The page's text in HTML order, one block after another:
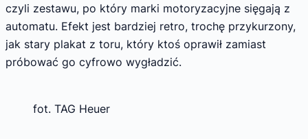
czyli zestawu, po który marki motoryzacyjne sięgają z
automatu. Efekt jest bardziej retro, trochę przykurzony,
jak stary plakat z toru, który ktoś oprawił zamiast
próbować go cyfrowo wygładzić.
fot. TAG Heuer